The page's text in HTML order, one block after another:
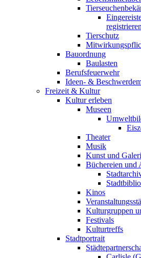
Tierschutz
Bauordnung
Baulasten
Berufsfeuerwehr
Ideen- &
Freizeit & Kultur
Kultur erleben
Museen
Theater
Musik
Kunst und
Büchereien und
Kinos
Kulturgruppen
Festivals
Kulturtreffs
Stadtportrait